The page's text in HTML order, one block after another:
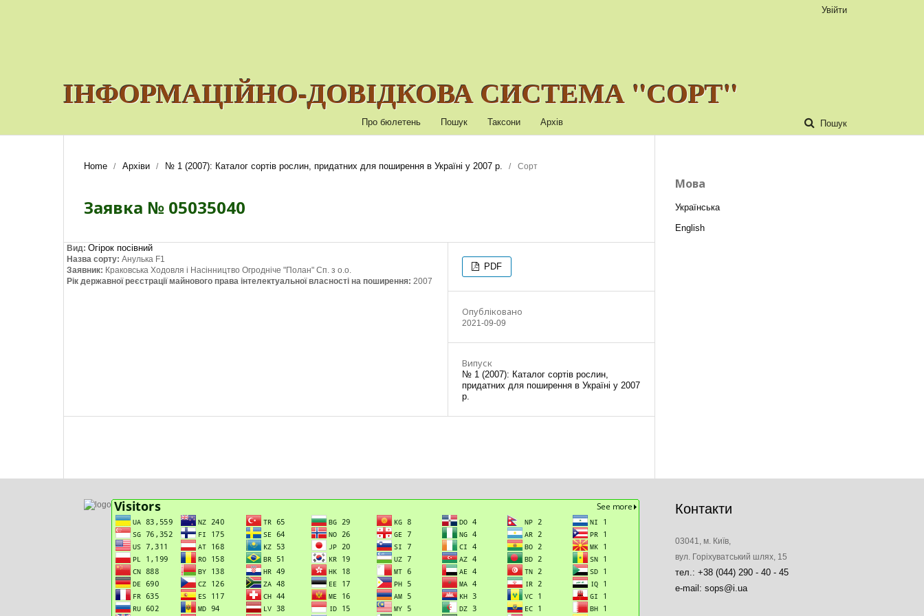
ІНФОРМАЦІЙНО-ДОВІДКОВА СИСТЕМА "СОРТ"
Про бюлетень Пошук Таксони Архів Пошук
Увійти
Home / Архіви / № 1 (2007): Каталог сортів рослин, придатних для поширення в Україні у 2007 р. / Сорт
Заявка № 05035040
Вид: Огірок посівний
Назва сорту: Анулька F1
Заявник: Краковська Ходовля і Насінництво Огродніче "Полан" Сп. з о.о.
Рік державної реєстрації майнового права інтелектуальної власності на поширення: 2007
PDF
Опубліковано
2021-09-09
Випуск
№ 1 (2007): Каталог сортів рослин,
придатних для поширення в Україні у 2007
р.
Мова
Українська
English
Контакти
03041, м. Київ,
вул. Горіхуватський шлях, 15
тел.: +38 (044) 290 - 40 - 45
e-mail: sops@i.ua